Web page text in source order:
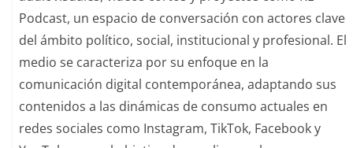
Podcast, un espacio de conversación con actores clave
del ámbito político, social, institucional y profesional. El
medio se caracteriza por su enfoque en la
comunicación digital contemporánea, adaptando sus
contenidos a las dinámicas de consumo actuales en
redes sociales como Instagram, TikTok, Facebook y